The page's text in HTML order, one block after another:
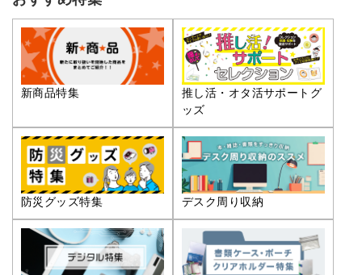
新商品特集
推し活・オタ活サポートグ
ッズ
防災グッズ特集 デスク周り収納